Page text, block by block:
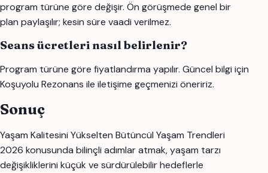
program türüne göre değişir. Ön görüşmede genel bir
plan paylaşılır; kesin süre vaadi verilmez.
Seans ücretleri nasıl belirlenir?
Program türüne göre fiyatlandırma yapılır. Güncel bilgi için
Koşuyolu Rezonans ile iletişime geçmenizi öneririz.
Sonuç
Yaşam Kalitesini Yükselten Bütüncül Yaşam Trendleri
2026 konusunda bilinçli adımlar atmak, yaşam tarzı
değişikliklerini küçük ve sürdürülebilir hedeflerle